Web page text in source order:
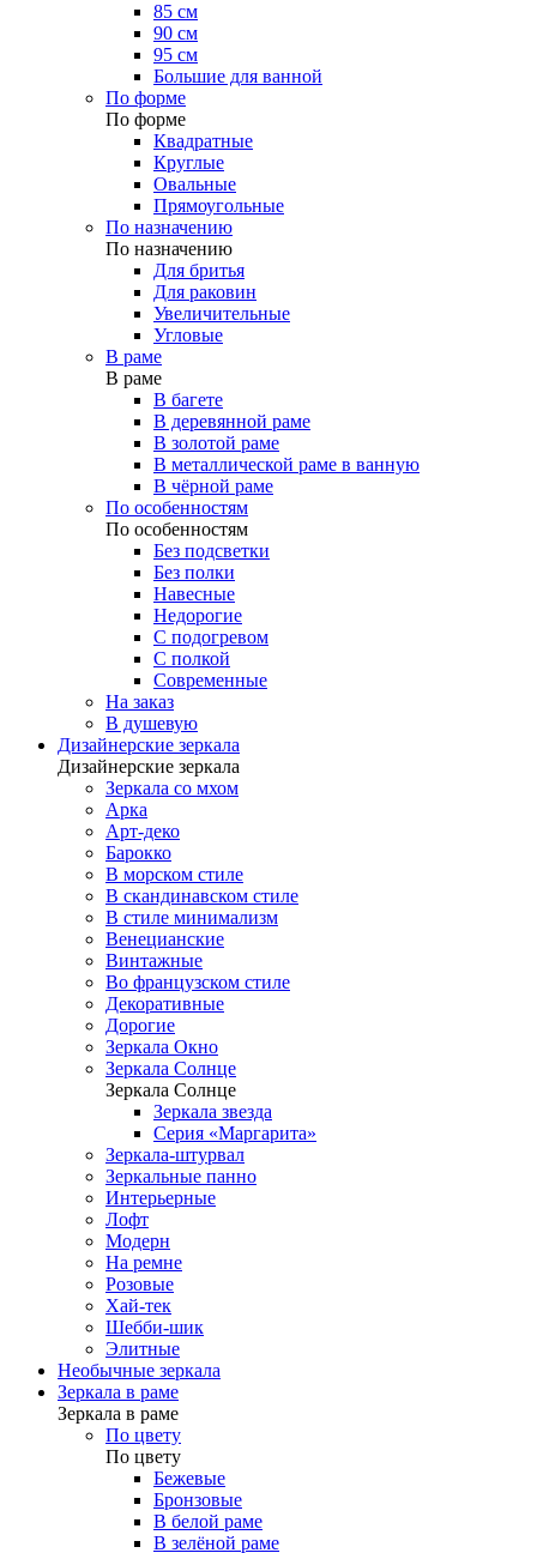
85 см
90 см
95 см
Большие для ванной
По форме
По форме
Квадратные
Круглые
Овальные
Прямоугольные
По назначению
По назначению
Для бритья
Для раковин
Увеличительные
Угловые
В раме
В раме
В багете
В деревянной раме
В золотой раме
В металлической раме в ванную
В чёрной раме
По особенностям
По особенностям
Без подсветки
Без полки
Навесные
Недорогие
С подогревом
С полкой
Современные
На заказ
В душевую
Дизайнерские зеркала
Дизайнерские зеркала
Зеркала со мхом
Арка
Арт-деко
Барокко
В морском стиле
В скандинавском стиле
В стиле минимализм
Венецианские
Винтажные
Во французском стиле
Декоративные
Дорогие
Зеркала Окно
Зеркала Солнце
Зеркала Солнце
Зеркала звезда
Серия «Маргарита»
Зеркала-штурвал
Зеркальные панно
Интерьерные
Лофт
Модерн
На ремне
Розовые
Хай-тек
Шебби-шик
Элитные
Необычные зеркала
Зеркала в раме
Зеркала в раме
По цвету
По цвету
Бежевые
Бронзовые
В белой раме
В зелёной раме